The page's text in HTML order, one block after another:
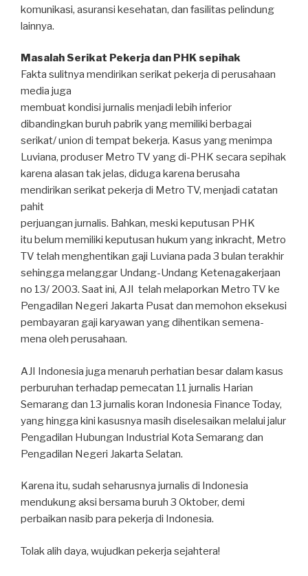
komunikasi, asuransi kesehatan, dan fasilitas pelindung
lainnya.
Masalah Serikat Pekerja dan PHK sepihak
Fakta sulitnya mendirikan serikat pekerja di perusahaan
media juga
membuat kondisi jurnalis menjadi lebih inferior
dibandingkan buruh pabrik yang memiliki berbagai
serikat/ union di tempat bekerja. Kasus yang menimpa
Luviana, produser Metro TV yang di-PHK secara sepihak
karena alasan tak jelas, diduga karena berusaha
mendirikan serikat pekerja di Metro TV, menjadi catatan
pahit
perjuangan jurnalis. Bahkan, meski keputusan PHK
itu belum memiliki keputusan hukum yang inkracht, Metro
TV telah menghentikan gaji Luviana pada 3 bulan terakhir
sehingga melanggar Undang-Undang Ketenagakerjaan
no 13/ 2003. Saat ini, AJI telah melaporkan Metro TV ke
Pengadilan Negeri Jakarta Pusat dan memohon eksekusi
pembayaran gaji karyawan yang dihentikan semena-
mena oleh perusahaan.
AJI Indonesia juga menaruh perhatian besar dalam kasus
perburuhan terhadap pemecatan 11 jurnalis Harian
Semarang dan 13 jurnalis koran Indonesia Finance Today,
yang hingga kini kasusnya masih diselesaikan melalui jalur
Pengadilan Hubungan Industrial Kota Semarang dan
Pengadilan Negeri Jakarta Selatan.
Karena itu, sudah seharusnya jurnalis di Indonesia
mendukung aksi bersama buruh 3 Oktober, demi
perbaikan nasib para pekerja di Indonesia.
Tolak alih daya, wujudkan pekerja sejahtera!